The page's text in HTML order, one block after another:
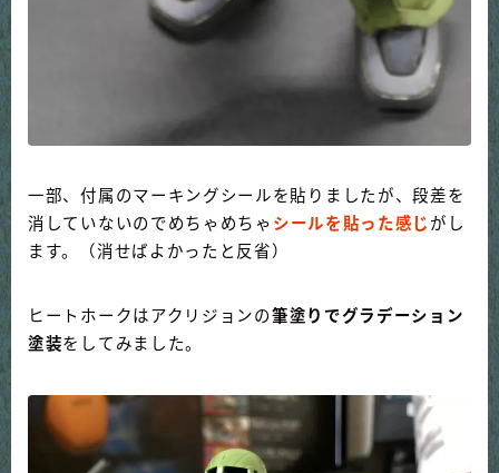
一部、付属のマーキングシールを貼りましたが、段差を
消していないのでめちゃめちゃ シールを貼った感じ がし
ます。（消せばよかったと反省）
ヒートホークはアクリジョンの筆塗りでグラデーション
塗装をしてみました。